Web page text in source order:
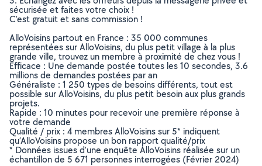
sécurisée et faites votre choix !
C’est gratuit et sans commission !
AlloVoisins partout en France : 35 000 communes
représentées sur AlloVoisins, du plus petit village à la plus
grande ville, trouvez un membre à proximité de chez vous !
Efficace : Une demande postée toutes les 10 secondes, 3.6
millions de demandes postées par an
Généraliste : 1 250 types de besoins différents, tout est
possible sur AlloVoisins, du plus petit besoin aux plus grands
projets.
Rapide : 10 minutes pour recevoir une première réponse à
votre demande
Qualité / prix : 4 membres AlloVoisins sur 5* indiquent
qu’AlloVoisins propose un bon rapport qualité/prix
* Données issues d’une enquête AlloVoisins réalisée sur un
échantillon de 5 671 personnes interrogées (Février 2024)